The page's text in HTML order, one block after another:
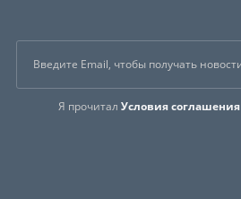
Я прочиталУсловия соглашения